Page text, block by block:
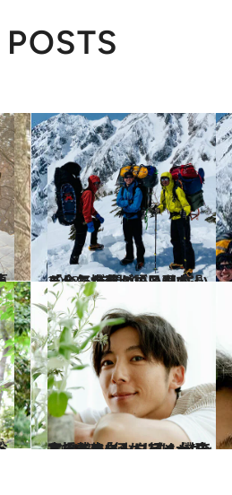
2023.6.3
「全てが我がごとだから」。 年間300日山で過ごした歩荷が語る 山にいると気持ちがいい理由
ライフスタイル
2021.7.24
高橋一生インタビュー(全文掲載) 「何もしない、をするために山に行く 僕にとってアウトドアは大切なこと」
カルチャー